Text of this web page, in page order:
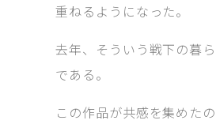
重ねるようになった。
去年、そういう戦下の暮
である。
この作品が共感を集めた